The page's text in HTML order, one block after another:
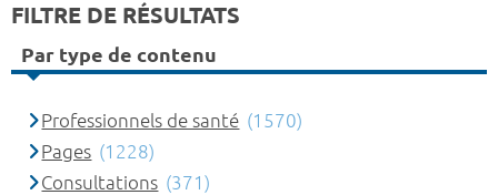
FILTRE DE RÉSULTATS
Par type de contenu
Professionnels de santé (1570)
Pages (1228)
Consultations (371)